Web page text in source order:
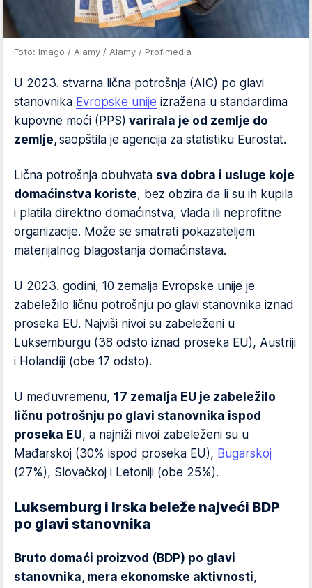
Foto: Imago / Alamy / Alamy / Profimedia
U 2023. stvarna lična potrošnja (AIC) po glavi
stanovnika Evropske unije izražena u standardima
kupovne moći (PPS) varirala je od zemlje do
zemlje,saopštila je agencija za statistiku Eurostat.
Lična potrošnja obuhvata sva dobra i usluge koje
domaćinstva koriste, bez obzira da li su ih kupila
i platila direktno domaćinstva, vlada ili neprofitne
organizacije. Može se smatrati pokazateljem
materijalnog blagostanja domaćinstava.
U 2023. godini, 10 zemalja Evropske unije je
zabeležilo ličnu potrošnju po glavi stanovnika iznad
proseka EU. Najviši nivoi su zabeleženi u
Luksemburgu (38 odsto iznad proseka EU), Austriji
i Holandiji (obe 17 odsto).
U međuvremenu, 17 zemalja EU je zabeležilo
ličnu potrošnju po glavi stanovnika ispod
proseka EU, a najniži nivoi zabeleženi su u
Mađarskoj (30% ispod proseka EU), Bugarskoj
(27%), Slovačkoj i Letoniji (obe 25%).
Luksemburg i Irska beleže najveći BDP
po glavi stanovnika
Bruto domaći proizvod (BDP) po glavi
stanovnika, mera ekonomske aktivnosti,